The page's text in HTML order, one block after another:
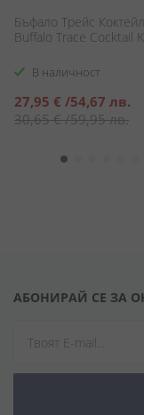
Бъфало Трейс
Buffalo Trace Cocktail
В наличност
Специална
цена
27,95 € /54,67 лв.
30,65 €/59,95 лв.
АБОНИРАЙ СЕ ЗА